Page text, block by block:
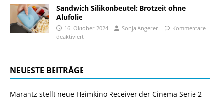
Sandwich Silikonbeutel: Brotzeit ohne
Alufolie
16. Oktober 2024 Sonja Angerer
Kommentare
deaktiviert
NEUESTE BEITRÄGE
Marantz stellt neue Heimkino Receiver der Cinema Serie 2